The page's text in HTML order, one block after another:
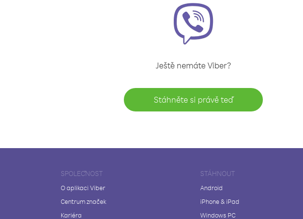
Ještě nemáte Viber?
Stáhněte si právě teď
SPOLEČNOST
O aplikaci Viber
Centrum značek
Kariéra
STÁHNOUT
Android
iPhone & iPad
Windows PC